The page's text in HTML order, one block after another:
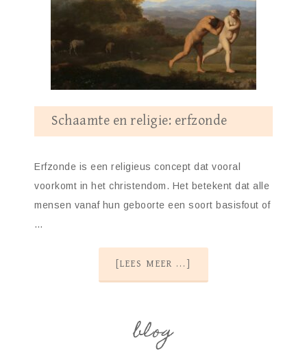
Schaamte en religie: erfzonde
Erfzonde is een religieus concept dat vooral
voorkomt in het christendom. Het betekent dat alle
mensen vanaf hun geboorte een soort basisfout of
…
[LEES MEER ...]
blog